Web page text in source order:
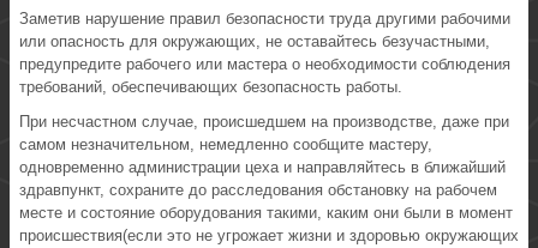
Заметив нарушение правил безопасности труда другими рабочими
или опасность для окружающих, не оставайтесь безучастными,
предупредите рабочего или мастера о необходимости соблюдения
требований, обеспечивающих безопасность работы.
При несчастном случае, происшедшем на производстве, даже при
самом незначительном, немедленно сообщите мастеру,
одновременно администрации цеха и направляйтесь в ближайший
здравпункт, сохраните до расследования обстановку на рабочем
месте и состояние оборудования такими, каким они были в момент
происшествия(если это не угрожает жизни и здоровью окружающих